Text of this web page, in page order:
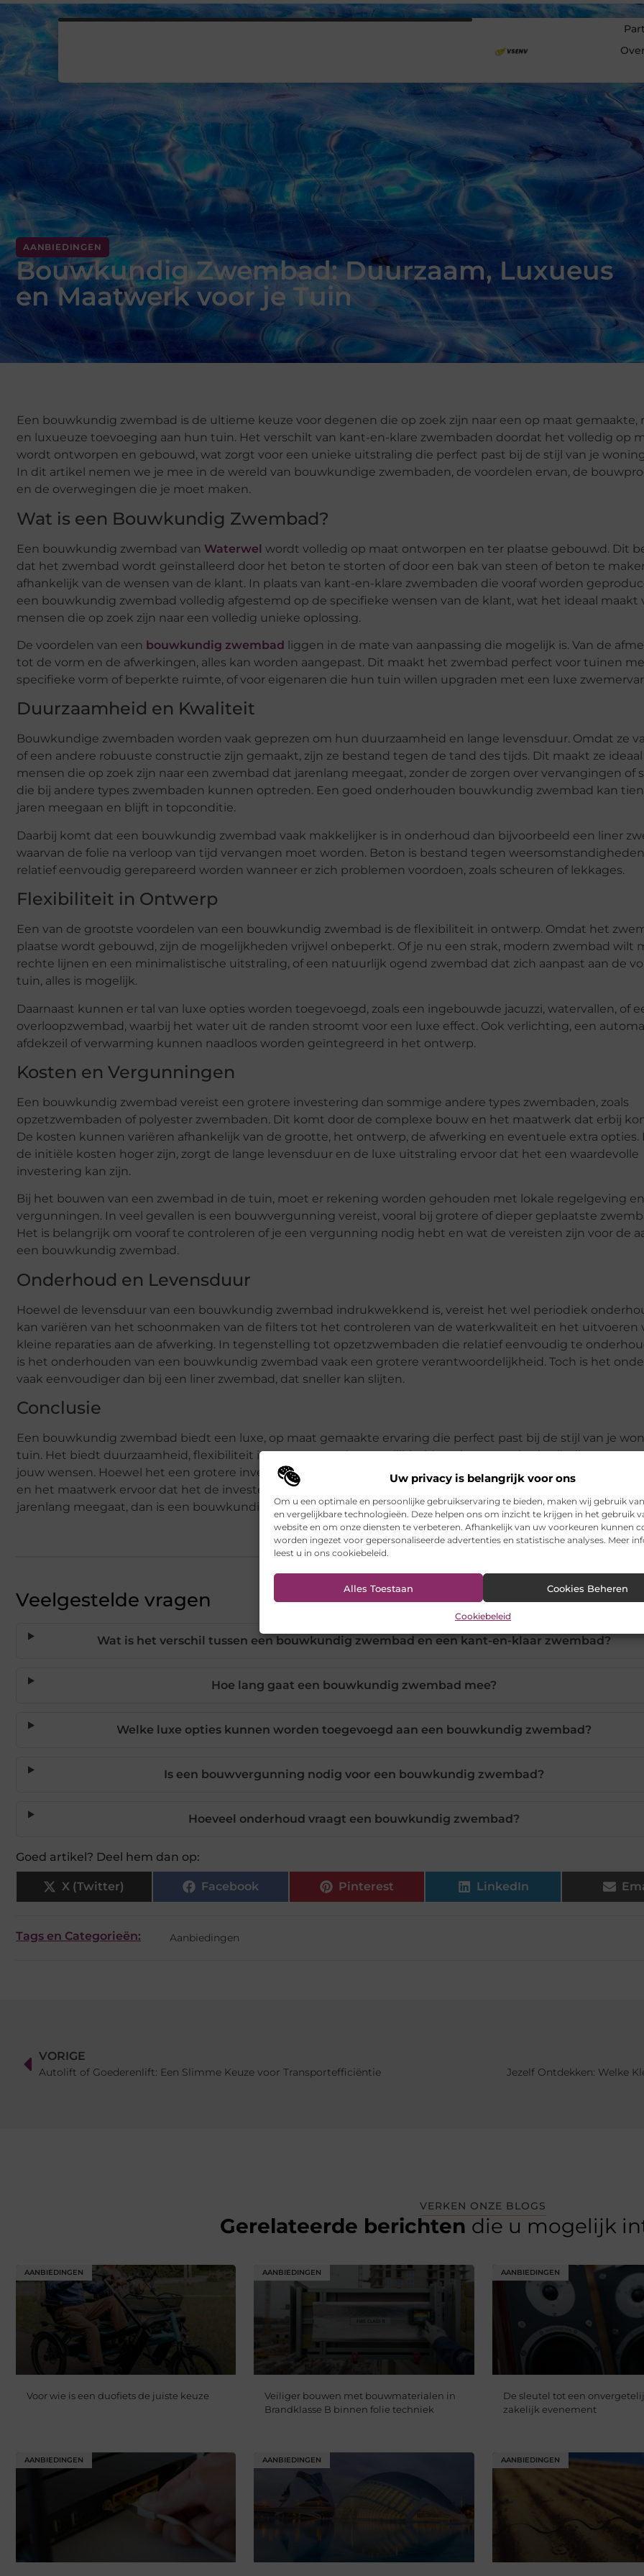
Uw privacy is belangrijk voor ons
Om u een optimale en persoonlijke gebruikservaring te bieden, maken wij gebruik
en vergelijkbare technologieën. Deze helpen ons om inzicht te krijgen in het gebruik
website en om onze diensten te verbeteren. Afhankelijk van uw voorkeuren kunnen
worden ingezet voor gepersonaliseerde advertenties en statistische analyses. Meer
leest u in ons cookiebeleid.
Alles Toestaan Cookies Beheren
Cookiebeleid
AANBIEDINGEN
Bouwkundig Zwembad: Duurzaam, Luxueus
en Maatwerk voor je Tuin
Een bouwkundig zwembad is de ultieme keuze voor degenen die op zoek zijn naar een op maat gemaakte,
en luxueuze toevoeging aan hun tuin. Het verschilt van kant-en-klare zwembaden doordat het volledig op
wordt ontworpen en gebouwd, wat zorgt voor een unieke uitstraling die perfect past bij de stijl van je
In dit artikel nemen we je mee in de wereld van bouwkundige zwembaden, de voordelen ervan, de
en de overwegingen die je moet maken.
Wat is een Bouwkundig Zwembad?
Een bouwkundig zwembad van Waterwel wordt volledig op maat ontworpen en ter plaatse gebouwd. Dit
dat het zwembad wordt geïnstalleerd door het beton te storten of door een bak van steen of beton te
afhankelijk van de wensen van de klant. In plaats van kant-en-klare zwembaden die vooraf worden
een bouwkundig zwembad volledig afgestemd op de specifieke wensen van de klant, wat het ideaal maakt
mensen die op zoek zijn naar een volledig unieke oplossing.
De voordelen van een bouwkundig zwembad liggen in de mate van aanpassing die mogelijk is. Van de
tot de vorm en de afwerkingen, alles kan worden aangepast. Dit maakt het zwembad perfect voor tuinen
specifieke vorm of beperkte ruimte, of voor eigenaren die hun tuin willen upgraden met een luxe
Duurzaamheid en Kwaliteit
Bouwkundige zwembaden worden vaak geprezen om hun duurzaamheid en lange levensduur. Omdat ze
of een andere robuuste constructie zijn gemaakt, zijn ze bestand tegen de tand des tijds. Dit maakt ze
mensen die op zoek zijn naar een zwembad dat jarenlang meegaat, zonder de zorgen over vervangingen of
die bij andere types zwembaden kunnen optreden. Een goed onderhouden bouwkundig zwembad kan
jaren meegaan en blijft in topconditie.
Daarbij komt dat een bouwkundig zwembad vaak makkelijker is in onderhoud dan bijvoorbeeld een liner
waarvan de folie na verloop van tijd vervangen moet worden. Beton is bestand tegen
relatief eenvoudig gerepareerd worden wanneer er zich problemen voordoen, zoals scheuren of lekkages.
Flexibiliteit in Ontwerp
Een van de grootste voordelen van een bouwkundig zwembad is de flexibiliteit in ontwerp. Omdat het
plaatse wordt gebouwd, zijn de mogelijkheden vrijwel onbeperkt. Of je nu een strak, modern zwembad wilt
rechte lijnen en een minimalistische uitstraling, of een natuurlijk ogend zwembad dat zich aanpast aan de
tuin, alles is mogelijk.
Daarnaast kunnen er tal van luxe opties worden toegevoegd, zoals een ingebouwde jacuzzi, watervallen, of
overloopzwembad, waarbij het water uit de randen stroomt voor een luxe effect. Ook verlichting, een
afdekzeil of verwarming kunnen naadloos worden geïntegreerd in het ontwerp.
Kosten en Vergunningen
Een bouwkundig zwembad vereist een grotere investering dan sommige andere types zwembaden, zoals
opzetzwembaden of polyester zwembaden. Dit komt door de complexe bouw en het maatwerk dat erbij
De kosten kunnen variëren afhankelijk van de grootte, het ontwerp, de afwerking en eventuele extra opties.
de initiële kosten hoger zijn, zorgt de lange levensduur en de luxe uitstraling ervoor dat het een waardevolle
investering kan zijn.
Bij het bouwen van een zwembad in de tuin, moet er rekening worden gehouden met lokale regelgeving en
vergunningen. In veel gevallen is een bouwvergunning vereist, vooral bij grotere of dieper geplaatste
Het is belangrijk om vooraf te controleren of je een vergunning nodig hebt en wat de vereisten zijn voor de
een bouwkundig zwembad.
Onderhoud en Levensduur
Hoewel de levensduur van een bouwkundig zwembad indrukwekkend is, vereist het wel periodiek
kan variëren van het schoonmaken van de filters tot het controleren van de waterkwaliteit en het uitvoeren
kleine reparaties aan de afwerking. In tegenstelling tot opzetzwembaden die relatief eenvoudig te
is het onderhouden van een bouwkundig zwembad vaak een grotere verantwoordelijkheid. Toch is het
vaak eenvoudiger dan bij een liner zwembad, dat sneller kan slijten.
Conclusie
Een bouwkundig zwembad biedt een luxe, op maat gemaakte ervaring die perfect past bij de stijl van je
tuin. Het biedt duurzaamheid, flexibiliteit in ontwerp en de mogelijkheid om het zwembad volledig aan te
jouw wensen. Hoewel het een grotere investering kan vereisen dan andere zwembaden, zorgt de lange
en het maatwerk ervoor dat het de investering waard is. Als je op zoek bent naar een uniek, luxe zwembad
jarenlang meegaat, dan is een bouwkundig zwembad wellicht de perfecte keuze voor jou.
Veelgestelde vragen
Wat is het verschil tussen een bouwkundig zwembad en een kant-en-klaar zwembad?
Hoe lang gaat een bouwkundig zwembad mee?
Welke luxe opties kunnen worden toegevoegd aan een bouwkundig zwembad?
Is een bouwvergunning nodig voor een bouwkundig zwembad?
Hoeveel onderhoud vraagt een bouwkundig zwembad?
Goed artikel? Deel hem dan op:
X (Twitter) Facebook Pinterest LinkedIn
Tags en Categorieën: Aanbiedingen
VORIGE
Autolift of Goederenlift: Een Slimme Keuze voor Transportefficiëntie Jezelf Ontdekken: Welke
VERKEN ONZE BLOGS
Gerelateerde berichten die u mogelijk
AANBIEDINGEN
Voor wie is een duofiets de juiste keuze
AANBIEDINGEN
Veiliger bouwen met bouwmaterialen in
Brandklasse B binnen folie techniek
AANBIEDINGEN
De sleutel tot een
zakelijk evenement
AANBIEDINGEN AANBIEDINGEN AANBIEDINGEN